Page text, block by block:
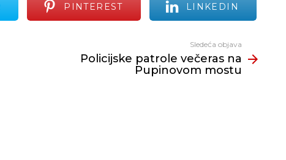
PINTEREST LINKEDIN
Sledeća objava
Policijske patrole večeras na
Pupinovom mostu